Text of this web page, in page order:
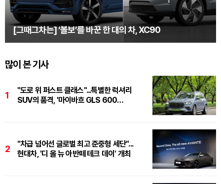
[그때그차는] ‘볼보’를 바꾼 한 대의 차, XC90
많이 본 기사
1
"도로 위 퍼스트 클래스"...특별한 럭셔리
SUV의 품격, '마이바흐 GLS 600
2
"차급 넘어선 글로벌 최고 준중형 세단"...
현대차, '디 올 뉴 아반떼 테크 데이' 개최